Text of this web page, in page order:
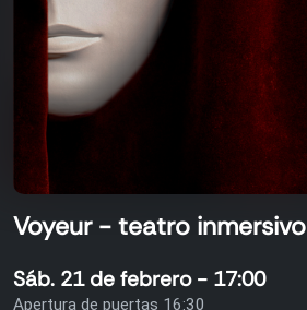
Voyeur - teatro inmersivo
Sáb. 21 de febrero - 17:00
Apertura de puertas 16:30